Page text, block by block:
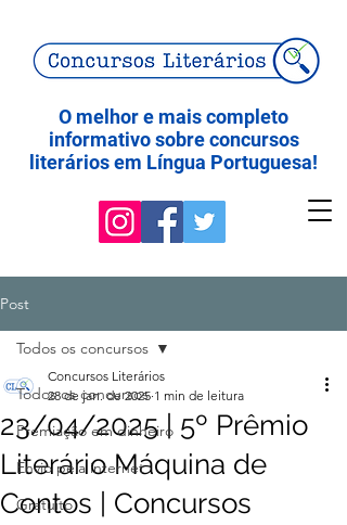
O melhor e mais completo
informativo sobre concursos
literários em Língua Portuguesa!
Post
Todos os concursos
Premiação em dinheiro
Envio pela internet
Gratuito
Todos os concursos
23/04/2025 | 5º Prêmio
Literário Máquina de
Contos | Concursos
Concursos Literários
28 de jan. de 2025 1 min de leitura